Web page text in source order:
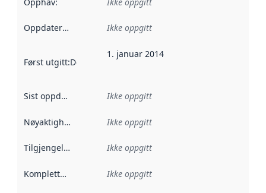
Oppdateringsfrekvens :
Ikke oppgitt
Først utgitt:Denne datoen sier når dataene i dette
1. januar 2014
Sist oppdatert Ikke oppgitt
Nøyaktighet Ikke oppgitt
Tilgjengelighet Ikke oppgitt
Kompletthet Ikke oppgitt